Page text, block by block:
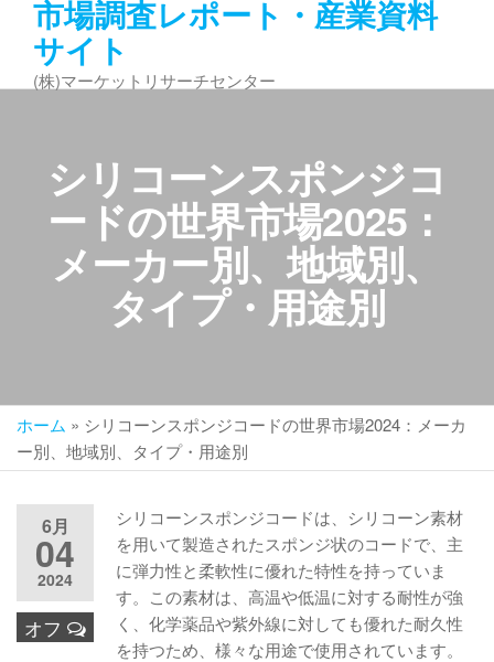
ン
市場調査レポート・産業資料
サイト
(株)マーケットリサーチセンター
シリコーンスポンジコ
ードの世界市場2025：
メーカー別、地域別、
タイプ・用途別
ホーム » シリコーンスポンジコードの世界市場2024：メーカ
ー別、地域別、タイプ・用途別
6月
04
2024
オフ
シリコーンスポンジコードは、シリコーン素材
を用いて製造されたスポンジ状のコードで、主
に弾力性と柔軟性に優れた特性を持っていま
す。この素材は、高温や低温に対する耐性が強
く、化学薬品や紫外線に対しても優れた耐久性
を持つため、様々な用途で使用されています。